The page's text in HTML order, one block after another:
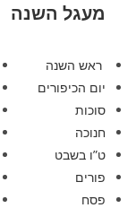
מעגל השנה
ראש השנה
יום הכיפורים
סוכות
חנוכה
ט”ו בשבט
פורים
פסח